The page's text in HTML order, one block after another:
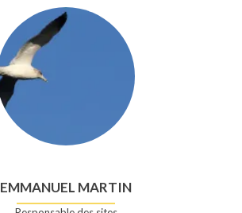
EMMANUEL MARTIN